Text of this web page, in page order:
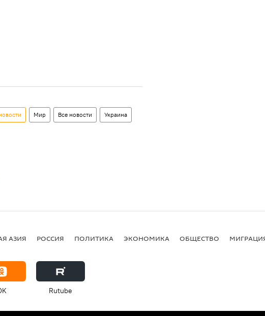
Мир Все новости Украина
АЗИЯ РОССИЯ ПОЛИТИКА ЭКОНОМИКА ОБЩЕСТВО
Rutube